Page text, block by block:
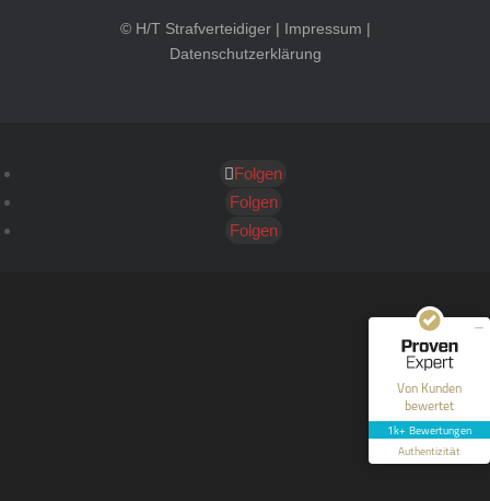
© H/T Strafverteidiger | Impressum |
Datenschutzerklärung
Folgen
Folgen
Folgen
Von Kunden
bewertet
1k+ Bewertungen
Authentizität
Kundenbewertungen und Erfahrungen zu
SEHR GUT
40
Bewertungen auf
ProvenExpert.com
Blick aufs ProvenExpert-Profil werfen